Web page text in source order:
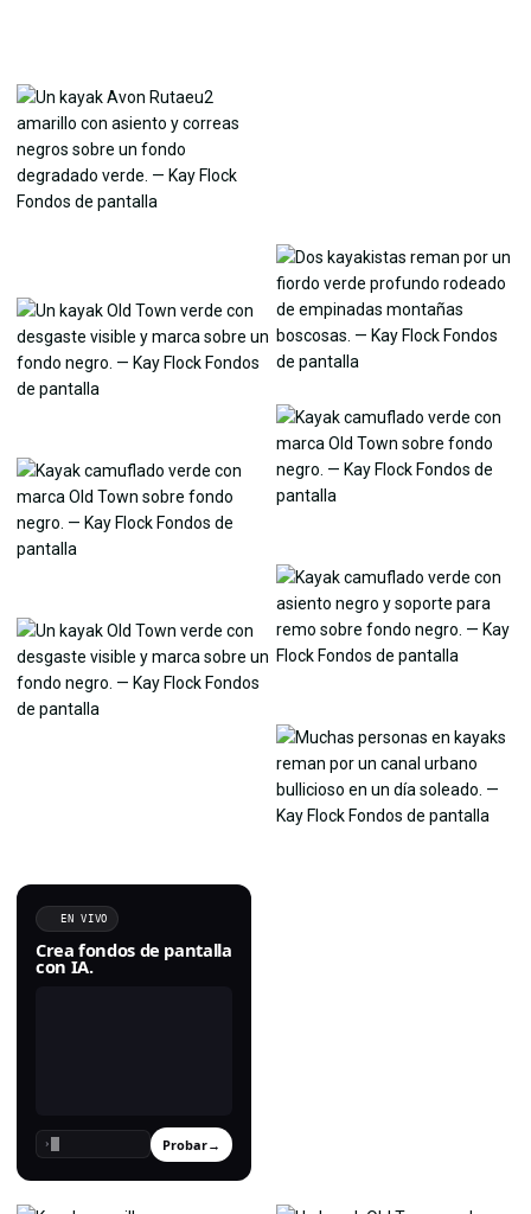
EN VIVO
Crea fondos de pantalla
con IA.
› Probar→